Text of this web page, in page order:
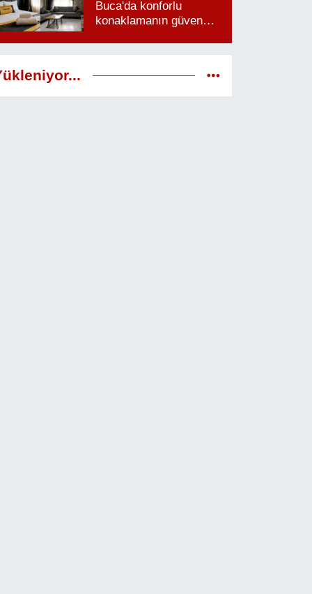
Buca'da konforlu
konaklamanın güven